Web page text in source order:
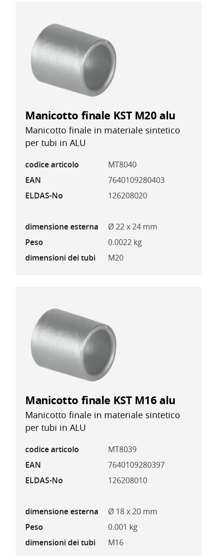
Manicotto finale KST M20 alu
Manicotto finale in materiale sintetico
per tubi in ALU
codice articolo
MT8040
EAN
7640109280403
ELDAS-No
126208020
dimensione esterna
Ø 22 x 24 mm
Peso
0.0022 kg
dimensioni dei tubi
M20
Manicotto finale KST M16 alu
Manicotto finale in materiale sintetico
per tubi in ALU
codice articolo
MT8039
EAN
7640109280397
ELDAS-No
126208010
dimensione esterna
Ø 18 x 20 mm
Peso
0.001 kg
dimensioni dei tubi
M16